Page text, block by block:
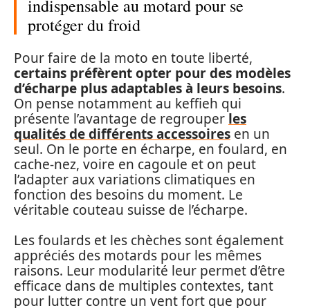
indispensable au motard pour se
protéger du froid
Pour faire de la moto en toute liberté,
certains préfèrent opter pour des modèles
d’écharpe plus adaptables à leurs besoins.
On pense notamment au keffieh qui
présente l’avantage de regrouper les
qualités de différents accessoires en un
seul. On le porte en écharpe, en foulard, en
cache-nez, voire en cagoule et on peut
l’adapter aux variations climatiques en
fonction des besoins du moment. Le
véritable couteau suisse de l’écharpe.
Les foulards et les chèches sont également
appréciés des motards pour les mêmes
raisons. Leur modularité leur permet d’être
efficace dans de multiples contextes, tant
pour lutter contre un vent fort que pour